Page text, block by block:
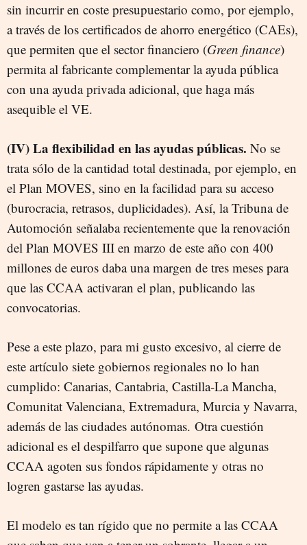
sin incurrir en coste presupuestario como, por ejemplo,
a través de los certificados de ahorro energético (CAEs),
que permiten que el sector financiero (Green finance)
permita al fabricante complementar la ayuda pública
con una ayuda privada adicional, que haga más
asequible el VE.
(IV) La flexibilidad en las ayudas públicas. No se
trata sólo de la cantidad total destinada, por ejemplo, en
el Plan MOVES, sino en la facilidad para su acceso
(burocracia, retrasos, duplicidades). Así, la Tribuna de
Automoción señalaba recientemente que la renovación
del Plan MOVES III en marzo de este año con 400
millones de euros daba una margen de tres meses para
que las CCAA activaran el plan, publicando las
convocatorias.
Pese a este plazo, para mi gusto excesivo, al cierre de
este artículo siete gobiernos regionales no lo han
cumplido: Canarias, Cantabria, Castilla-La Mancha,
Comunitat Valenciana, Extremadura, Murcia y Navarra,
además de las ciudades autónomas. Otra cuestión
adicional es el despilfarro que supone que algunas
CCAA agoten sus fondos rápidamente y otras no
logren gastarse las ayudas.
El modelo es tan rígido que no permite a las CCAA